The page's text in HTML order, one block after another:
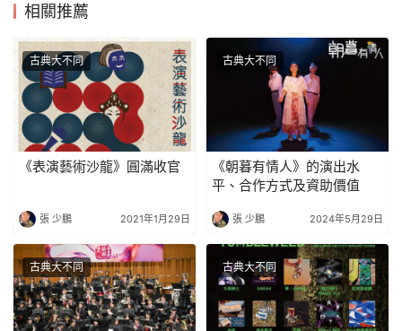
相關推薦
古典大不同
《表演藝術沙龍》圓滿收官
張 少鵬 2021年1月29日
古典大不同
《朝暮有情人》的演出水
平、合作方式及資助價值
張 少鵬 2024年5月29日
古典大不同 古典大不同